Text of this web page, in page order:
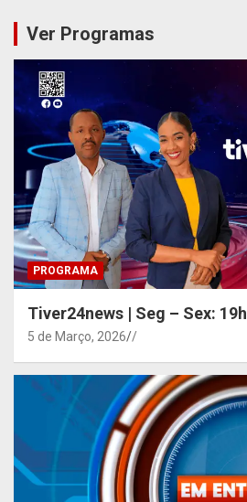
Ver Programas
PROGRAMA
Tiver24news | Seg – Sex: 19h
5 de Março, 2026 /